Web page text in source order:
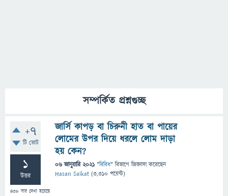
সম্পর্কিত প্রশ্নগুচ্ছ
+7
টি ভোট
1
উত্তর
438 বার দেখা হয়েছে
জার্সি কাপড় বা চিরুনী হাত বা পায়ের
লোমের উপর দিয়ে ধরলে লোম দাড়া
হয় কেন?
06 জানুয়ারি 2021 "বিবিধ" বিভাগে জিজ্ঞাসাকরেছেন
Hasan Saikat (3,310 পয়েন্ট)